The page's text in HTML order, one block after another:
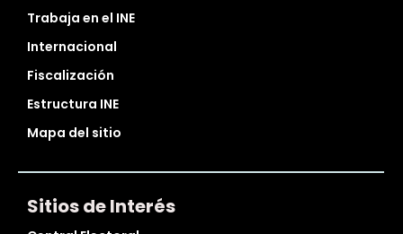
Trabaja en el INE
Internacional
Fiscalización
Estructura INE
Mapa del sitio
Sitios de Interés